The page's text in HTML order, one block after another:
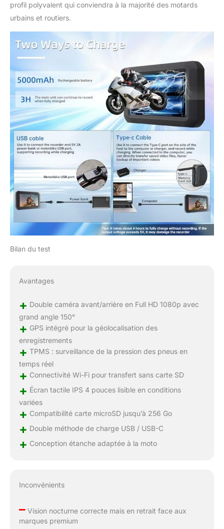
profil polyvalent qui conviendra à la majorité des motards
urbains et routiers.
Bilan du test
Avantages
+ Double caméra avant/arrière en Full HD 1080p avec
grand angle 150°
+ GPS intégré pour la géolocalisation des
enregistrements
+ TPMS : surveillance de la pression des pneus en
temps réel
+ Connectivité Wi-Fi pour transfert sans carte SD
+ Écran tactile IPS 4 pouces lisible en conditions
variées
+ Compatibilité carte microSD jusqu’à 256 Go
+ Double méthode de charge USB / USB-C
+ Conception étanche adaptée à la moto
Inconvénients
–Vision nocturne correcte mais en retrait face aux
marques premium